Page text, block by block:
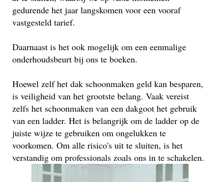
gedurende het jaar langskomen voor een vooraf
vastgesteld tarief.
Daarnaast is het ook mogelijk om een eenmalige
onderhoudsbeurt bij ons te boeken.
Hoewel zelf het dak schoonmaken geld kan besparen,
is veiligheid van het grootste belang. Vaak vereist
zelfs het schoonmaken van een dakgoot het gebruik
van een ladder. Het is belangrijk om de ladder op de
juiste wijze te gebruiken om ongelukken te
voorkomen. Om alle risico's uit te sluiten, is het
verstandig om professionals zoals ons in te schakelen.